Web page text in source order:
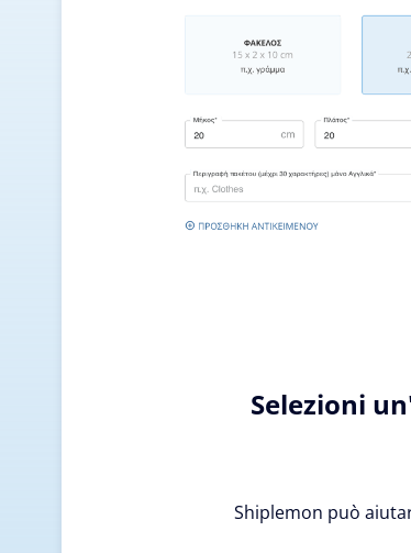
Selezioni
Shiplemon può